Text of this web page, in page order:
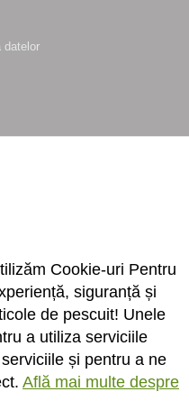
datelor
noi pe reteaua ta preferata. Te
...
Cookie-uri Pentru
siguranță și
de pescuit! Unele
a utiliza serviciile
și pentru a ne
Află mai multe despre